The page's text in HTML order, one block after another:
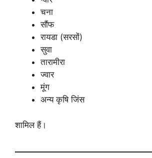
चना
सौंफ
रायडा (सरसों)
सुवा
तारामीरा
ज्वार
मूंग
अन्य कृषि जिंस
शामिल हैं।